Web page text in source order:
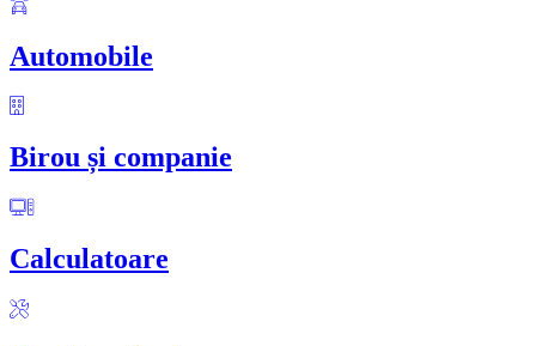
Automobile
Birou și companie
Calculatoare